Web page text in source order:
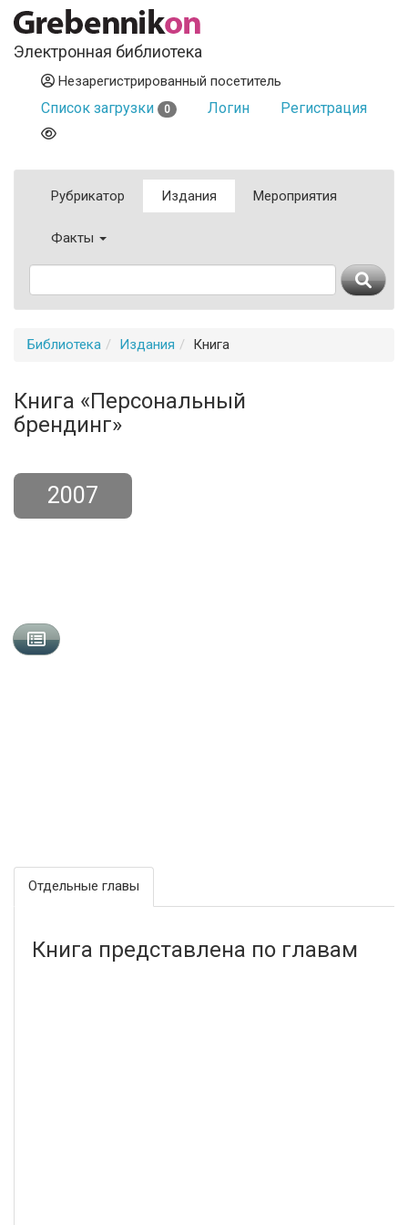
Электронная библиотека
Незарегистрированный посетитель
Список загрузки 0 Логин Регистрация
Рубрикатор Издания Мероприятия
Факты
Библиотека Издания Книга
Книга «Персональный
брендинг»
2007
Отдельные главы
Книга представлена по главам